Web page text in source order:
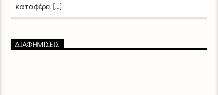
καταφέρει […]
ΔΙΑΦΗΜΙΣΕΙΣ